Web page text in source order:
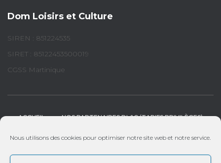
Nous utilisons des cookies pour optimiser notre site web et notre service.
Dom Loisirs et Culture
SIREN : 851224535
SIRET : 85122453500019
CGSS Martinique
ACCUEIL NOS PARTENAIRES DL&C (TARIFS PRIVILÈGES)
LES CARAÏBES LA GUYANE LA RÉUNION